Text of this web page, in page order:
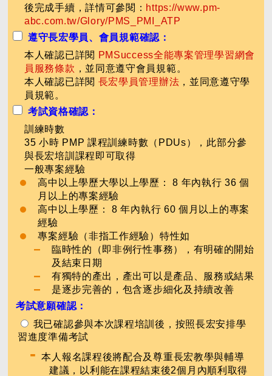
後完成手續，詳情可參閱： https://www.pm-
abc.com.tw/Glory/PMS_PMI_ATP
遵守長宏學員、會員規範確認：
本人確認已詳閱 PMSuccess全能專案管理學習網會
員服務條款 ，並同意遵守會員規範。
本人確認已詳閱 長宏學員管理辦法 ，並同意遵守學
員規範。
考試資格確認：
訓練時數
35 小時 PMP 課程訓練時數（PDUs），此部分參
與長宏培訓課程即可取得
一般專案經驗
高中以上學歷大學以上學歷： 8 年內執行 36 個
月以上的專案經驗
高中以上學歷： 8 年內執行 60 個月以上的專案
經驗
專案經驗（非指工作經驗）特性如
臨時性的（即非例行性事務），有明確的開始
及結束日期
有獨特的產出，產出可以是產品、服務或結果
是逐步完善的，包含逐步細化及持續改善
考試意願確認：
我已確認參與本次課程培訓後，按照長宏安排學
習進度準備考試
-本人報名課程後將配合及尊重長宏教學與輔導
建議，以利能在課程結束後2個月內順利取得